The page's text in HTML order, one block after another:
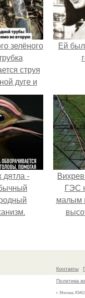
зелёного
струя
дуге и
в
нижней
Ей
дятла -
ГЭС
малым
Контакты
Политика
г. Москва, ЮАО,